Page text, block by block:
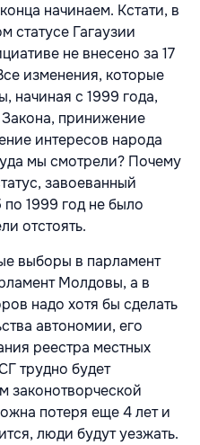
начинаем. Кстати, в
статусе Гагаузии
не внесено за 17
изменения, которые
начиная с 1999 года,
принижение
интересов народа
мы смотрели? Почему
завоеванный
1999 год не было
отстоять.
выборы в парламент
Молдовы, а в
надо хотя бы сделать
автономии, его
реестра местных
трудно будет
законотворческой
потеря еще 4 лет и
люди будут уезжать.